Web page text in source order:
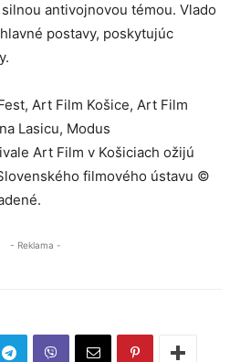
antivojnovou témou. Vlado
postavy, poskytujúc
Art Film Košice, Art Film
Lasicu, Modus
Art Film v Košiciach ožijú
filmového ústavu ©
- Reklama -